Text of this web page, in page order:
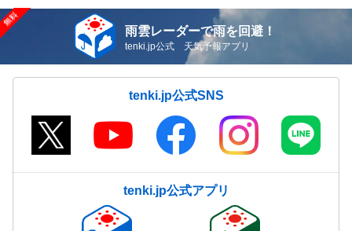
雨雲レーダーで雨を回避！
tenki.jp公式 天気予報アプリ
tenki.jp公式SNS
tenki.jp公式アプリ